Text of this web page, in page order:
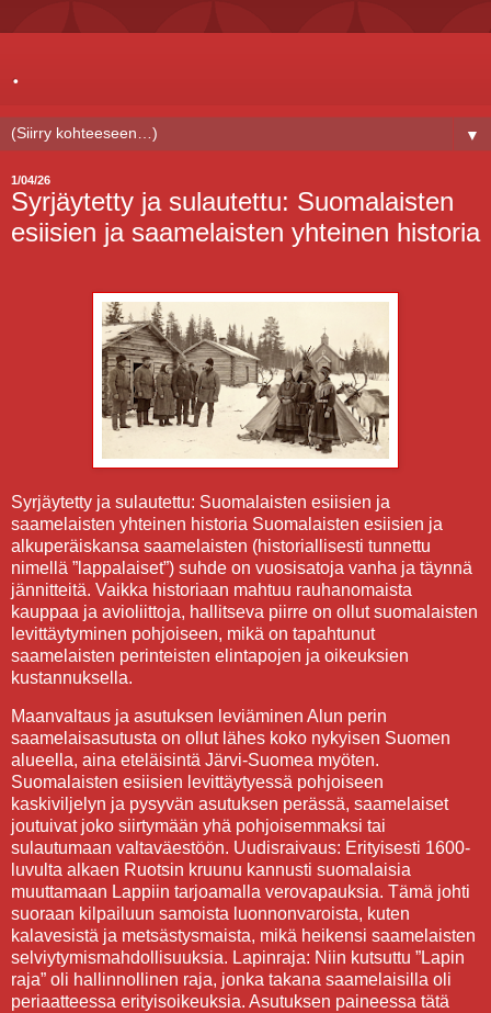
.
▼
1/04/26
Syrjäytetty ja sulautettu: Suomalaisten
esiisien ja saamelaisten yhteinen historia
Syrjäytetty ja sulautettu: Suomalaisten esiisien ja
saamelaisten yhteinen historia Suomalaisten esiisien ja
alkuperäiskansa saamelaisten (historiallisesti tunnettu
nimellä ”lappalaiset”) suhde on vuosisatoja vanha ja täynnä
jännitteitä. Vaikka historiaan mahtuu rauhanomaista
kauppaa ja avioliittoja, hallitseva piirre on ollut suomalaisten
levittäytyminen pohjoiseen, mikä on tapahtunut
saamelaisten perinteisten elintapojen ja oikeuksien
kustannuksella.
Maanvaltaus ja asutuksen leviäminen Alun perin
saamelaisasutusta on ollut lähes koko nykyisen Suomen
alueella, aina eteläisintä Järvi-Suomea myöten.
Suomalaisten esiisien levittäytyessä pohjoiseen
kaskiviljelyn ja pysyvän asutuksen perässä, saamelaiset
joutuivat joko siirtymään yhä pohjoisemmaksi tai
sulautumaan valtaväestöön. Uudisraivaus: Erityisesti 1600-
luvulta alkaen Ruotsin kruunu kannusti suomalaisia
muuttamaan Lappiin tarjoamalla verovapauksia. Tämä johti
suoraan kilpailuun samoista luonnonvaroista, kuten
kalavesistä ja metsästysmaista, mikä heikensi saamelaisten
selviytymismahdollisuuksia. Lapinraja: Niin kutsuttu ”Lapin
raja” oli hallinnollinen raja, jonka takana saamelaisilla oli
periaatteessa erityisoikeuksia. Asutuksen paineessa tätä